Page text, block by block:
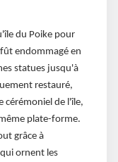
du Poike pour
endommagé en
statues jusqu'à
restauré,
cérémoniel de l'île,
plate-forme.
grâce à
ornent les